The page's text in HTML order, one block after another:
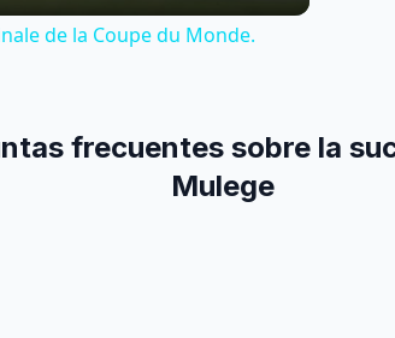
de la Coupe du Monde.
frecuentes sobre la
Mulege